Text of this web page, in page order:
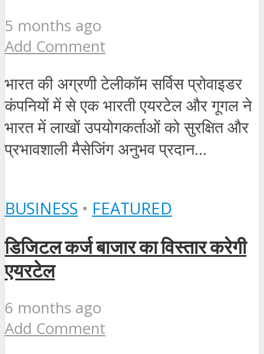
5 months ago
Add Comment
भारत की अग्रणी टेलीकॉम सर्विस प्रोवाइडर
कंपनियों में से एक भारती एयरटेल और गूगल ने
भारत में लाखों उपयोगकर्ताओं को सुरक्षित और
प्रभावशाली मैसेजिंग अनुभव प्रदान...
BUSINESS • FEATURED
डिजिटल कर्ज बाजार का विस्तार करेगी
एयरटेल
6 months ago
Add Comment